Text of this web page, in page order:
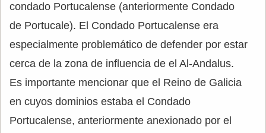
condado Portucalense (anteriormente Condado
de Portucale). El Condado Portucalense era
especialmente problemático de defender por estar
cerca de la zona de influencia de el Al-Andalus.
Es importante mencionar que el Reino de Galicia
en cuyos dominios estaba el Condado
Portucalense, anteriormente anexionado por el